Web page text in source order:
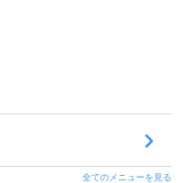
全てのメニューを見る